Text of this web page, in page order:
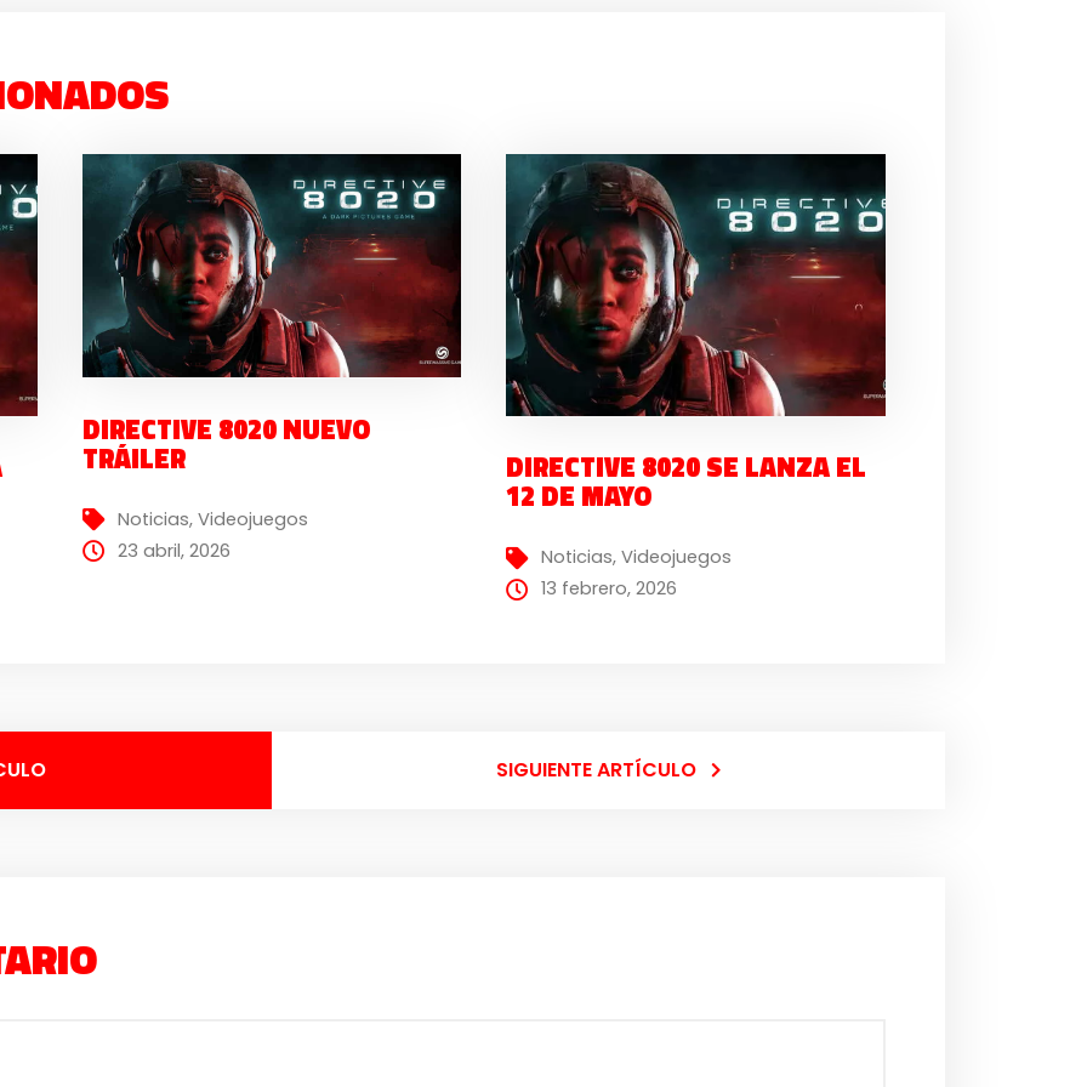
DIRECTIVE 8020 NUEVO
TRÁILER
Noticias, Videojuegos
23 abril, 2026
DIRECTIVE 8020 SE LANZA EL
12 DE MAYO
Noticias,Videojuegos
13 febrero, 2026
SIGUIENTE ARTÍCULO